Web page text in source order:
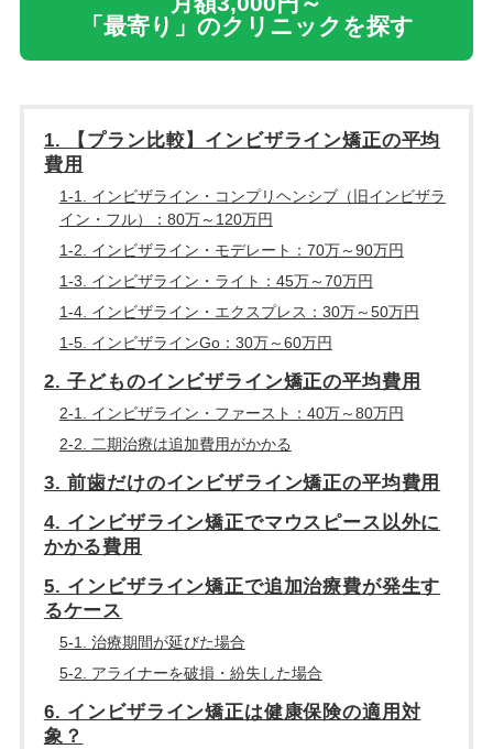
「最寄り」のクリニックを探す
1. 【プラン比較】インビザライン矯正の平均
費用
1-1. インビザライン・コンプリヘンシブ（旧インビザラ
イン・フル）：80万～120万円
1-2. インビザライン・モデレート：70万～90万円
1-3. インビザライン・ライト：45万～70万円
1-4. インビザライン・エクスプレス：30万～50万円
1-5. インビザラインGo：30万～60万円
2. 子どものインビザライン矯正の平均費用
2-1. インビザライン・ファースト：40万～80万円
2-2. 二期治療は追加費用がかかる
3. 前歯だけのインビザライン矯正の平均費用
4. インビザライン矯正でマウスピース以外に
かかる費用
5. インビザライン矯正で追加治療費が発生す
るケース
5-1. 治療期間が延びた場合
5-2. アライナーを破損・紛失した場合
6. インビザライン矯正は健康保険の適用対
象？